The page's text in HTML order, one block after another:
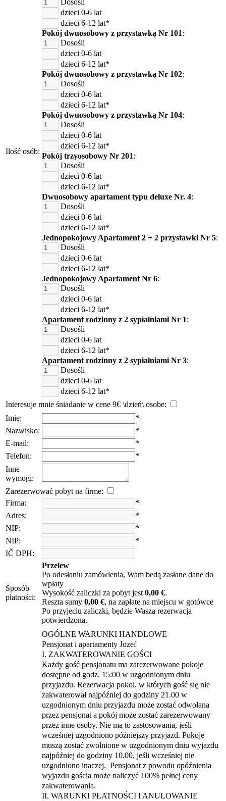
Ilość osób:
Dosośli
dzieci 0-6 lat
dzieci 6-12 lat*
Pokój dwuosobowy z przystawką Nr 101:
Dosośli
dzieci 0-6 lat
dzieci 6-12 lat*
Pokój dwuosobowy z przystawką Nr 102:
Dosośli
dzieci 0-6 lat
dzieci 6-12 lat*
Pokój dwuosobowy z przystawką Nr 104:
Dosośli
dzieci 0-6 lat
dzieci 6-12 lat*
Pokój trzyosobowy Nr 201:
Dosośli
dzieci 0-6 lat
dzieci 6-12 lat*
Dwuosobowy apartament typu deluxe Nr. 4:
Dosośli
dzieci 0-6 lat
dzieci 6-12 lat*
Jednopokojowy Apartament 2 + 2 przystawki Nr 5:
Dosośli
dzieci 0-6 lat
dzieci 6-12 lat*
Jednopokojowy Apartament Nr 6:
Dosośli
dzieci 0-6 lat
dzieci 6-12 lat*
Apartament rodzinny z 2 sypialniami Nr 1:
Dosośli
dzieci 0-6 lat
dzieci 6-12 lat*
Apartament rodzinny z 2 sypialniami Nr 3:
Dosośli
dzieci 0-6 lat
dzieci 6-12 lat*
Interesuje mnie śniadanie w cene 9€ \dzień\ osobe:
Imię:
*
Nazwisko:
*
E-mail:
*
Telefon:
*
Inne
wymogi:
Zarezerwować pobyt na firme:
Firma:
*
Adres:
*
NIP:
*
NIP:
*
IČ DPH:
Sposób
płatności:
Przelew
Po odesłaniu zamówienia, Wam bedą zasłane dane do
wpłaty
Wysokość zaliczki za pobyt jest 0,00 €.
Reszta sumy 0,00 €, na zapłate na miejscu w gotówce
Po przyjeciu zaliczki, będzie Wasza rezerwacja
potwierdzona.
OGÓLNE WARUNKI HANDLOWE
Pensjonat i apartamenty Jozef
I. ZAKWATEROWANIE GOŚCI
Każdy gość pensjonatu ma zarezerwowane pokoje
dostępne od godz. 15:00 w uzgodnionym dniu
przyjazdu. Rezerwacja pokoi, w których gość się nie
zakwaterował najpóźniej do godziny 21.00 w
uzgodnionym dniu przyjazdu może zostać odwołana
przez pensjonat a pokój może zostać zarezerwowany
przez inne osoby. Nie ma to zastosowania, jeśli
wcześniej uzgodniono późniejszy przyjazd. Pokoje
muszą zostać zwolnione w uzgodnionym dniu wyjazdu
najpóźniej do godziny 10.00, jeśli wcześniej nie
uzgodniono inaczej. Pensjonat z powodu opóźnienia
wyjazdu gościa może naliczyć 100% pełnej ceny
zakwaterowania.
II. WARUNKI PŁATNOŚCI I ANULOWANIE